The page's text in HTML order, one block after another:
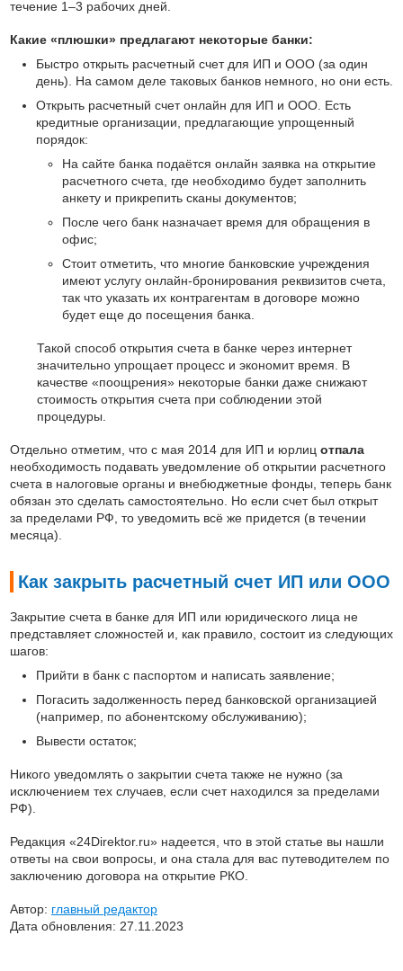
течение 1–3 рабочих дней.
Какие «плюшки» предлагают некоторые банки:
Быстро открыть расчетный счет для ИП и ООО (за один
день). На самом деле таковых банков немного, но они есть.
Открыть расчетный счет онлайн для ИП и ООО. Есть
кредитные организации, предлагающие упрощенный
порядок:
На сайте банка подаётся онлайн заявка на открытие
расчетного счета, где необходимо будет заполнить
анкету и прикрепить сканы документов;
После чего банк назначает время для обращения в
офис;
Стоит отметить, что многие банковские учреждения
имеют услугу онлайн-бронирования реквизитов счета,
так что указать их контрагентам в договоре можно
будет еще до посещения банка.
Такой способ открытия счета в банке через интернет
значительно упрощает процесс и экономит время. В
качестве «поощрения» некоторые банки даже снижают
стоимость открытия счета при соблюдении этой
процедуры.
Отдельно отметим, что с мая 2014 для ИП и юрлиц отпала
необходимость подавать уведомление об открытии расчетного
счета в налоговые органы и внебюджетные фонды, теперь банк
обязан это сделать самостоятельно. Но если счет был открыт
за пределами РФ, то уведомить всё же придется (в течении
месяца).
Как закрыть расчетный счет ИП или ООО
Закрытие счета в банке для ИП или юридического лица не
представляет сложностей и, как правило, состоит из следующих
шагов:
Прийти в банк с паспортом и написать заявление;
Погасить задолженность перед банковской организацией
(например, по абонентскому обслуживанию);
Вывести остаток;
Никого уведомлять о закрытии счета также не нужно (за
исключением тех случаев, если счет находился за пределами
РФ).
Редакция «24Direktor.ru» надеется, что в этой статье вы нашли
ответы на свои вопросы, и она стала для вас путеводителем по
заключению договора на открытие РКО.
Автор: главный редактор
Дата обновления: 27.11.2023